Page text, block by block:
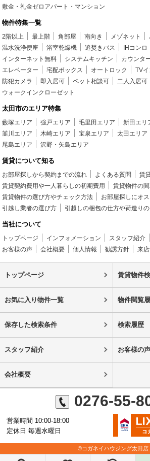
敷金・礼金ゼロアパート・マンション
物件特集一覧
2階以上 最上階 角部屋 南向き メゾネット
温水洗浄便座
浴室乾燥機 追焚きバス IHコンロ
インターネット無料
システムキッチン カウンタ
エレベーター
宅配ボックス オートロック
TV
防犯カメラ
即入居可 ペット相談可
二人入居可
ウォークインクローゼット
太田市のエリア特集
藪塚エリア 強戸エリア 毛里田エリア 新田エリ
韮川エリア
木崎エリア 宝泉エリア 太田エリア
尾島エリア
沢野・矢島エリア
賃貸について知る
お部屋探しから契約までの流れ よくある質問
賃
賃貸契約費用や一人暮らしの初期費用
賃貸物件の
賃貸物件の選び方やチェック方法
お部屋探しにオ
引越し業者の選び方
引越しの梱包の仕方や荷造り
当社について
トップページ インフォメーション スタッフ紹介
お客様の声
会社概要 個人情報 勧誘方針 来
トップページ 賃貸物件
お気に入り物件一覧 物件閲覧
保存した検索条件 検索履歴
スタッフ紹介 お客様の声
会社概要
0276-55-
営業時間 10:00-18:00
定休日 毎週水曜日
©コガネイハウジング太田店